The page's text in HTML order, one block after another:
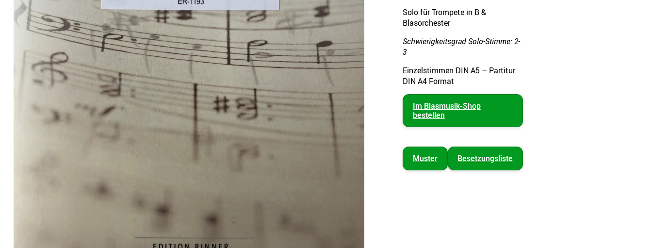
Solo für Trompete in B &
Blasorchester
Schwierigkeitsgrad Solo-Stimme: 2-
3
Einzelstimmen DIN A5 – Partitur
DIN A4 Format
Im Blasmusik-Shop
bestellen
Muster Besetzungsliste